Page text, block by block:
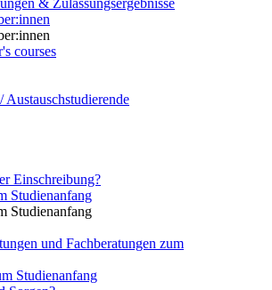
& Zulassungsergebnisse
courses
Austauschstudierende
Einschreibung?
Studienanfang
Studienanfang
und Fachberatungen zum
Studienanfang